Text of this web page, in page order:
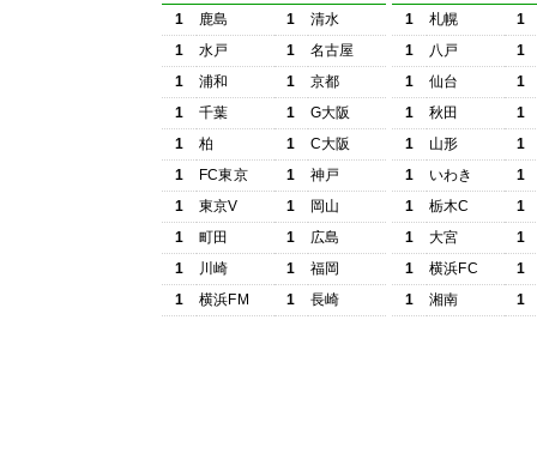
1 鹿島 1
清水
1
水戸 1
名古屋
1
浦和 1
京都
1
千葉 1
G大阪
1
柏 1
C大阪
1
FC東京 1
神戸
1
東京V 1
岡山
1
町田 1
広島
1
川崎 1
福岡
1
横浜FM 1 長崎
1 札幌
1
1
八戸
1
1
仙台
1
1
秋田
1
1
山形
1
1
いわき
1
1
栃木C
1
1
大宮
1
1
横浜FC
1
1
湘南 1